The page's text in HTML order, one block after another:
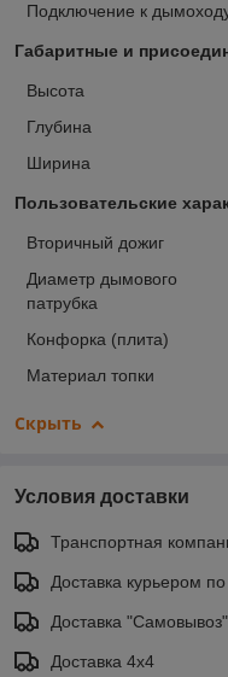
Подключение к
Габаритные и
Высота
Глубина
Ширина
Пользовательские
Вторичный дожиг
Диаметр дымового
патрубка
Конфорка (плита)
Материал топки
Скрыть
Условия доставки
Транспортная
Доставка курьером
Доставка "Самовывоз"
Доставка 4х4